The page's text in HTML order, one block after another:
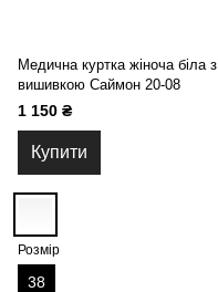
Медична куртка жіноча біла з
вишивкою Саймон 20-08
1 150 ₴
Купити
Розмір
38